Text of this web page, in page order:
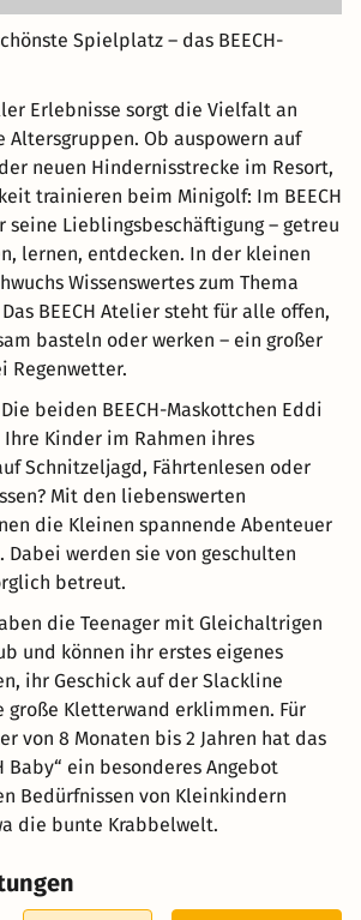
Spielplatz – das BEECH-
Erlebnisse sorgt die Vielfalt an
Ob auspowern auf
neuen Hindernisstrecke im Resort,
trainieren beim Minigolf: Im BEECH
seine Lieblingsbeschäftigung – getreu
lernen, entdecken. In der kleinen
Wissenswertes zum Thema
BEECH Atelier steht für alle offen,
basteln oder werken – ein großer
Regenwetter.
beiden BEECH-Maskottchen Eddi
Kinder im Rahmen ihres
Schnitzeljagd, Fährtenlesen oder
Mit den liebenswerten
die Kleinen spannende Abenteuer
Dabei werden sie von geschulten
betreut.
die Teenager mit Gleichaltrigen
und können ihr erstes eigenes
ihr Geschick auf der Slackline
große Kletterwand erklimmen. Für
von 8 Monaten bis 2 Jahren hat das
Baby“ ein besonderes Angebot
Bedürfnissen von Kleinkindern
die bunte Krabbelwelt.